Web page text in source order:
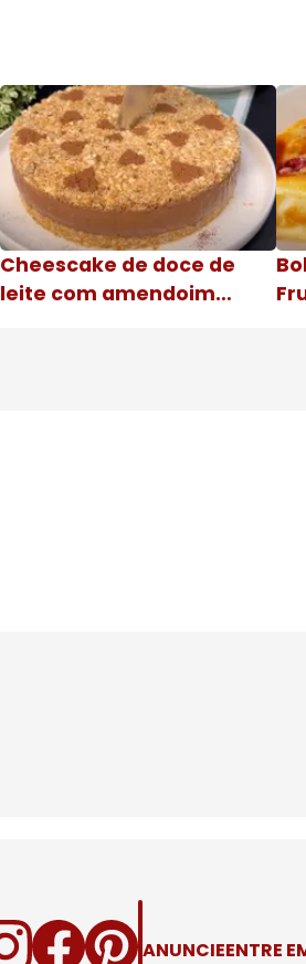
Cheescake de doce de
leite com amendoim
ANUNCIEENTRE